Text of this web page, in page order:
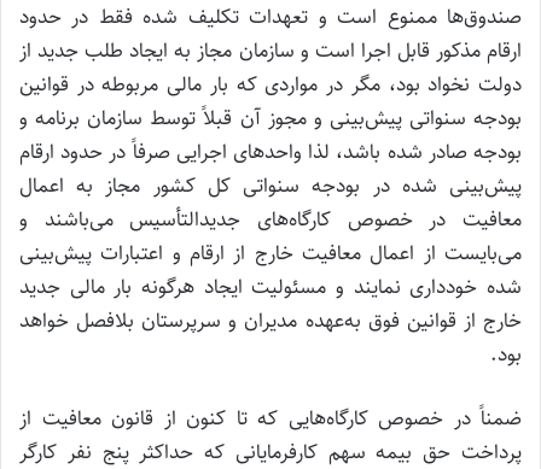
صندوق‌ها ممنوع است و تعهدات تکلیف شده فقط در حدود
ارقام مذکور قابل اجرا است و سازمان مجاز به ایجاد طلب جدید از
دولت نخواد بود، مگر در مواردی که بار مالی مربوطه در قوانین
بودجه سنواتی پیش‌بینی و مجوز آن قبلاً توسط سازمان برنامه و
بودجه صادر شده باشد، لذا واحدهای اجرایی صرفاً در حدود ارقام
پیش‌بینی شده در بودجه سنواتی کل کشور مجاز به اعمال
معافیت در خصوص کارگاه‌های جدیدالتأسیس می‌باشند و
می‌بایست از اعمال معافیت خارج از ارقام و اعتبارات پیش‌بینی
شده خودداری نمایند و مسئولیت ایجاد هرگونه بار مالی جدید
خارج از قوانین فوق به‌عهده مدیران و سرپرستان بلافصل خواهد
بود.
ضمناً در خصوص کارگاه‌هایی که تا کنون از قانون معافیت از
پرداخت حق بیمه سهم کارفرمایانی که حداکثر پنج نفر کارگر